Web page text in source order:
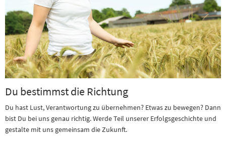
Du bestimmst die Richtung
Du hast Lust, Verantwortung zu übernehmen? Etwas zu bewegen? Dann
bist Du bei uns genau richtig. Werde Teil unserer Erfolgsgeschichte und
gestalte mit uns gemeinsam die Zukunft.